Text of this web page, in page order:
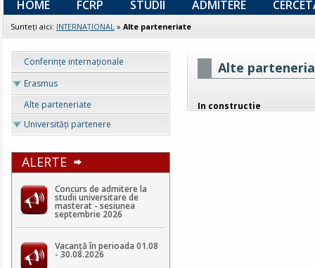
HOME FCRP STUDII ADMITERE
Sunteţi aici: INTERNAȚIONAL » Alte parteneriate
Conferințe internaționale
Erasmus
Alte parteneriate
Universități partenere
ALERTE
Concurs de admitere la
studii universitare de
masterat - sesiunea
septembrie 2026
Vacanță în perioada 01.08
- 30.08.2026
Alte
In constructie